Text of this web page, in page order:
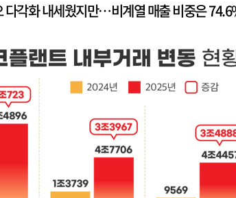
다각화 내세웠지만…비계열 매출 비중은